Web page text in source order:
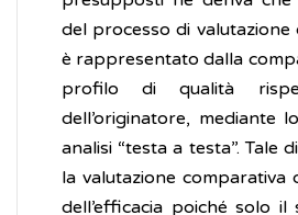
del processo di valutazione
è rappresentato dalla
profilo di qualità
dell’originatore, mediante
analisi “testa a testa”. Tale
la valutazione comparativa
dell’efficacia poiché solo il